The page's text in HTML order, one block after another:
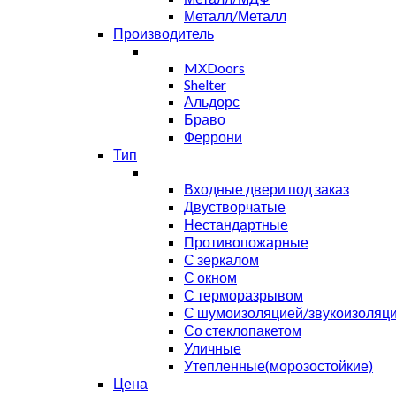
Металл/Металл
Производитель
MXDoors
Shelter
Альдорс
Браво
Феррони
Тип
Входные двери под заказ
Двустворчатые
Нестандартные
Противопожарные
С зеркалом
С окном
С терморазрывом
С шумоизоляцией/
Со стеклопакетом
Уличные
Утепленные(морозостойкие)
Цена